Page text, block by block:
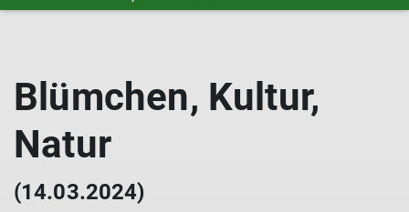
Blümchen, Kultur,
Natur
(14.03.2024)